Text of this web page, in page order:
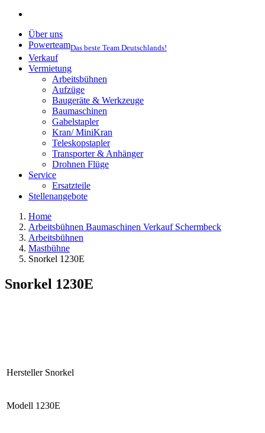
Über uns
PowerteamDas beste Team Deutschlands!
Verkauf
Vermietung
Arbeitsbühnen
Aufzüge
Baugeräte & Werkzeuge
Baumaschinen
Gabelstapler
Kran/ MiniKran
Teleskopstapler
Transporter & Anhänger
Drohnen Flüge
Service
Ersatzteile
Stellenangebote
Home
Arbeitsbühnen Baumaschinen Verkauf Schermbeck
Arbeitsbühnen
Mastbühne
Snorkel 1230E
Snorkel 1230E
Hersteller Snorkel
Modell 1230E